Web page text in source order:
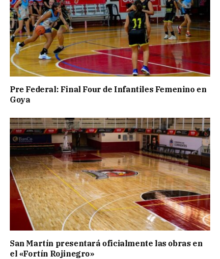
Pre Federal: Final Four de Infantiles Femenino en
Goya
San Martín presentará oficialmente las obras en
el «Fortín Rojinegro»